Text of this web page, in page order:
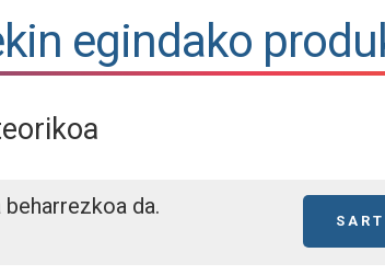
egindako
da.